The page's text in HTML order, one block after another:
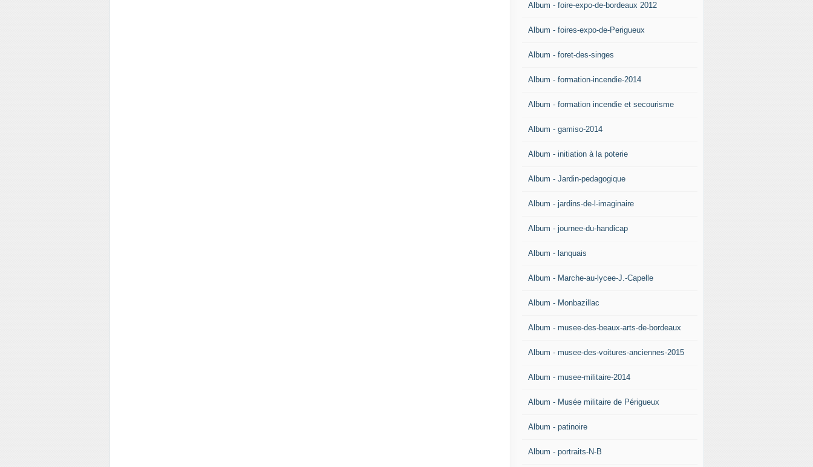
Album - foire-expo-de-bordeaux 2012
Album - foires-expo-de-Perigueux
Album - foret-des-singes
Album - formation-incendie-2014
Album - formation incendie et secourisme
Album - gamiso-2014
Album - initiation à la poterie
Album - Jardin-pedagogique
Album - jardins-de-l-imaginaire
Album - journee-du-handicap
Album - lanquais
Album - Marche-au-lycee-J.-Capelle
Album - Monbazillac
Album - musee-des-beaux-arts-de-bordeaux
Album - musee-des-voitures-anciennes-2015
Album - musee-militaire-2014
Album - Musée militaire de Périgueux
Album - patinoire
Album - portraits-N-B